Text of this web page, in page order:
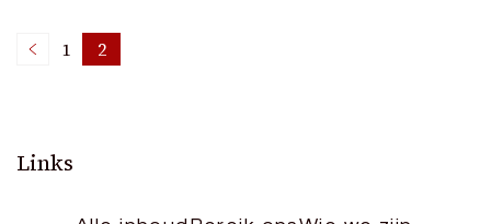
Posts
Page
1 Page
2
Links